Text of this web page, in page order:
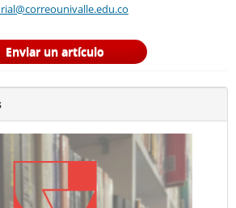
Enviar un artículo